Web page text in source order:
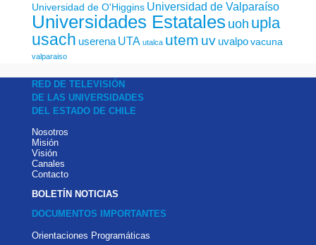
Universidad de O'Higgins Universidad de Valparaíso
Universidades Estatales uoh upla
usach userena UTA utalca utem uv uvalpo vacuna
valparaiso
RED DE TELEVISIÓN
DE LAS UNIVERSIDADES
DEL ESTADO DE CHILE
Nosotros
Misión
Visión
Canales
Contacto
BOLETÍN NOTICIAS
DOCUMENTOS IMPORTANTES
Orientaciones Programáticas